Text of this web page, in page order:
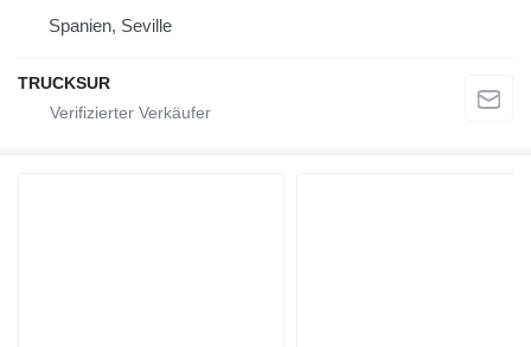
Spanien, Seville
TRUCKSUR